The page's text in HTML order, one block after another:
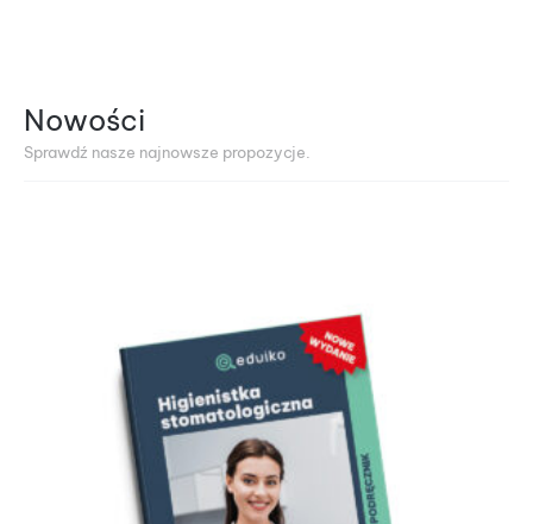
Nowości
Sprawdź nasze najnowsze propozycje.